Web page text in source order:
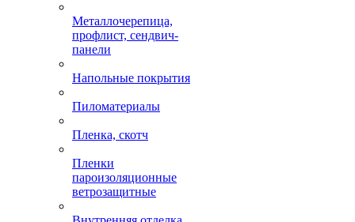
Металлочерепица,
профлист, сендвич-
панели
Напольные покрытия
Пиломатериалы
Пленка, скотч
Пленки
пароизоляционные
ветрозащитные